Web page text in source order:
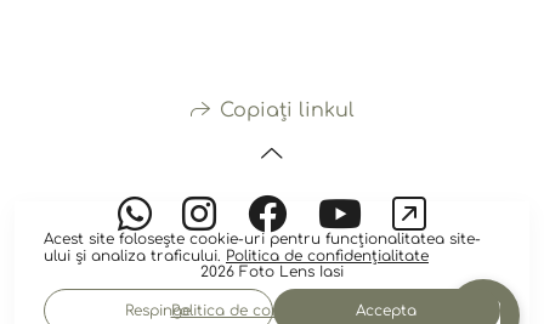
Copiați linkul
2026 Foto Lens Iasi
Politica de confidențialitate
Acest site folosește cookie-uri pentru funcționalitatea site-
ului și analiza traficului. Politica de confidențialitate
Respinge Accepta